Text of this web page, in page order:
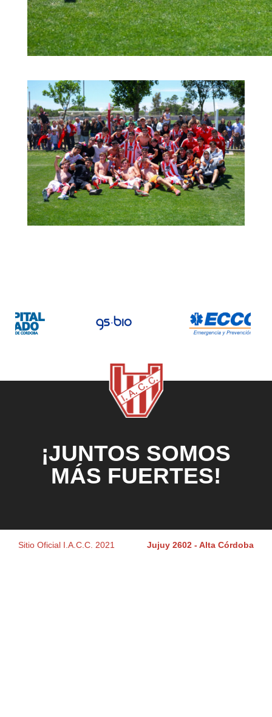
¡JUNTOS SOMOS
MÁS FUERTES!
Sitio Oficial I.A.C.C. 2021 Jujuy 2602 - Alta Córdoba